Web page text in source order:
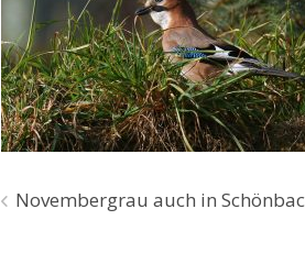
Beitragsnavigation
Novembergrau auch in